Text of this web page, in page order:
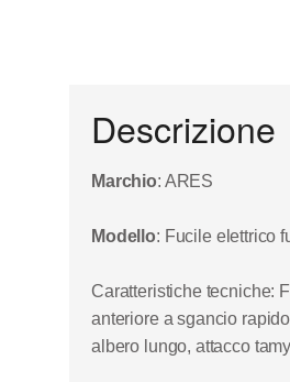
Descrizione
Marchio: ARES
Modello: Fucile elettrico
Caratteristiche tecniche:
anteriore a sgancio
albero lungo, attacco